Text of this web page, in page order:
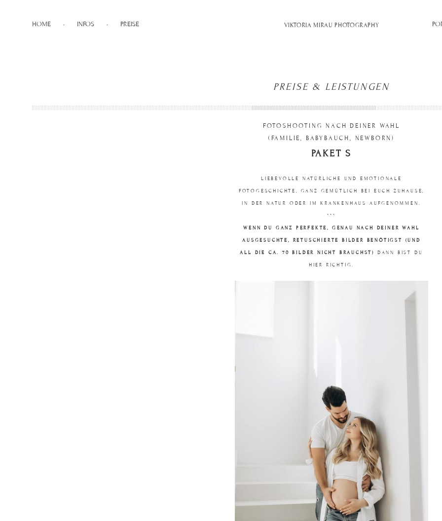
HOME • INFOS • PREISE VIKTORIA MIRAU PHOTOGRAPHY
PREISE & LEISTUNGEN
FOTOSHOOTING NACH DEINER WAHL
(FAMILIE, BABYBAUCH, NEWBORN)
PAKET S
LIEBEVOLLE NATÜRLICHE UND EMOTIONALE
FOTOGESCHICHTE, GANZ GEMÜTLICH BEI EUCH ZUHAUSE,
IN DER NATUR ODER IM KRANKENHAUS AUFGENOMMEN.
***
WENN DU GANZ PERFEKTE, GENAU NACH DEINER WAHL
AUSGESUCHTE, RETUSCHIERTE BILDER BENÖTIGST (UND
ALL DIE CA. 70 BILDER NICHT BRAUCHST) DANN BIST DU
HIER RICHTIG.